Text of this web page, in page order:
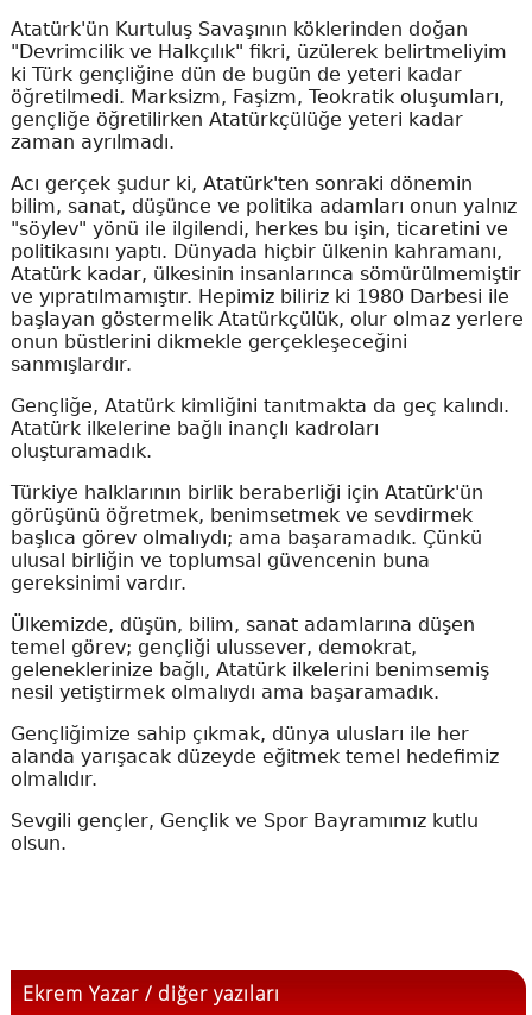
Atatürk'ün Kurtuluş Savaşının köklerinden doğan
"Devrimcilik ve Halkçılık" fikri, üzülerek belirtmeliyim
ki Türk gençliğine dün de bugün de yeteri kadar
öğretilmedi. Marksizm, Faşizm, Teokratik oluşumları,
gençliğe öğretilirken Atatürkçülüğe yeteri kadar
zaman ayrılmadı.
Acı gerçek şudur ki, Atatürk'ten sonraki dönemin
bilim, sanat, düşünce ve politika adamları onun yalnız
"söylev" yönü ile ilgilendi, herkes bu işin, ticaretini ve
politikasını yaptı. Dünyada hiçbir ülkenin kahramanı,
Atatürk kadar, ülkesinin insanlarınca sömürülmemiştir
ve yıpratılmamıştır. Hepimiz biliriz ki 1980 Darbesi ile
başlayan göstermelik Atatürkçülük, olur olmaz yerlere
onun büstlerini dikmekle gerçekleşeceğini
sanmışlardır.
Gençliğe, Atatürk kimliğini tanıtmakta da geç kalındı.
Atatürk ilkelerine bağlı inançlı kadroları
oluşturamadık.
Türkiye halklarının birlik beraberliği için Atatürk'ün
görüşünü öğretmek, benimsetmek ve sevdirmek
başlıca görev olmalıydı; ama başaramadık. Çünkü
ulusal birliğin ve toplumsal güvencenin buna
gereksinimi vardır.
Ülkemizde, düşün, bilim, sanat adamlarına düşen
temel görev; gençliği ulussever, demokrat,
geleneklerinize bağlı, Atatürk ilkelerini benimsemiş
nesil yetiştirmek olmalıydı ama başaramadık.
Gençliğimize sahip çıkmak, dünya ulusları ile her
alanda yarışacak düzeyde eğitmek temel hedefimiz
olmalıdır.
Sevgili gençler, Gençlik ve Spor Bayramımız kutlu
olsun.
Ekrem Yazar / diğer yazıları